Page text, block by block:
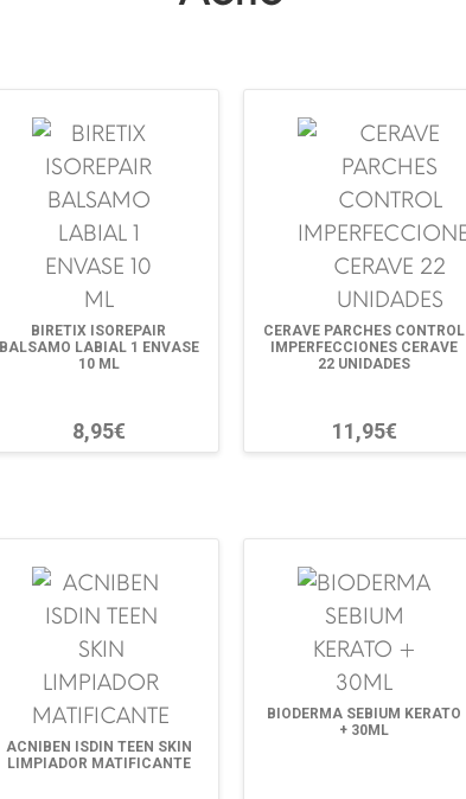
BIRETIX ISOREPAIR
BALSAMO LABIAL 1 ENVASE
10 ML
8,95€
CERAVE PARCHES CONTROL
IMPERFECCIONES CERAVE
22 UNIDADES
11,95€
ACNIBEN ISDIN TEEN SKIN
LIMPIADOR MATIFICANTE
BIODERMA SEBIUM KERATO
+ 30ML